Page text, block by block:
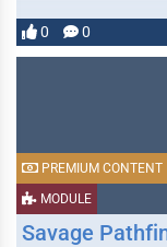
0 0
MODULE
PREMIUM CONTENT
Savage